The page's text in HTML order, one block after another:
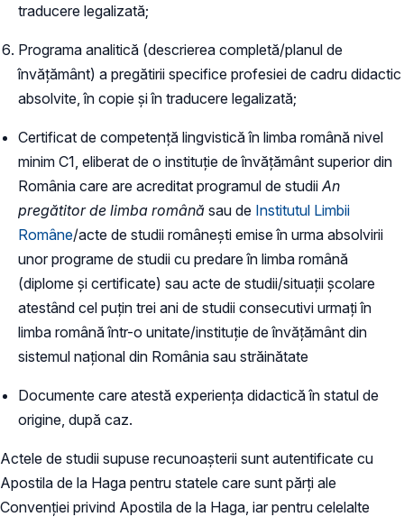
traducere legalizată;
Programa analitică (descrierea completă/planul de
învățământ) a pregătirii specifice profesiei de cadru didactic
absolvite, în copie și în traducere legalizată;
Certificat de competență lingvistică în limba română nivel
minim C1, eliberat de o instituție de învățământ superior din
România care are acreditat programul de studii An
pregătitor de limba română sau de Institutul Limbii
Române/acte de studii românești emise în urma absolvirii
unor programe de studii cu predare în limba română
(diplome și certificate) sau acte de studii/situații școlare
atestând cel puțin trei ani de studii consecutivi urmați în
limba română într-o unitate/instituție de învățământ din
sistemul național din România sau străinătate
Documente care atestă experiența didactică în statul de
origine, după caz.
Actele de studii supuse recunoașterii sunt autentificate cu
Apostila de la Haga pentru statele care sunt părți ale
Convenției privind Apostila de la Haga, iar pentru celelalte